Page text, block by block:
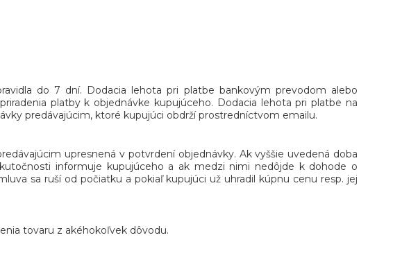
do 7 dní. Dodacia lehota pri platbe bankovým prevodom alebo
platby k objednávke kupujúceho. Dodacia lehota pri platbe na
predávajúcim, ktoré kupujúci obdrží prostredníctvom emailu.
upresnená v potvrdení objednávky. Ak vyššie uvedená doba
informuje kupujúceho a ak medzi nimi nedôjde k dohode o
sa ruší od počiatku a pokiaľ kupujúci už uhradil kúpnu cenu resp. jej
tovaru z akéhokoľvek dôvodu.